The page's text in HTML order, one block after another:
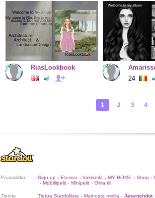
RiasLookbook
24
1 2 3 4
Päävalikko Sign up • Etusivu • Valokeila • MY HOME • Shop •
• Mobiilipelit • Minipelit • Oma tili
Tietoja Tietoa Stardollista • Mainosta meillä • Jäsenehdot •